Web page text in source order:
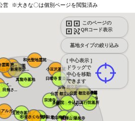
営 ※大きな〇は個別ページを閲覧済み
このページの
QRコード表示
墓地タイプの絞り込み
[ 中心表示 ]
ドラッグで
中心を移動
できます
ごみの丘霊園
丘さくら浄...
らぎ聖地霊...
公営 新座市営...
和光聖地霊苑
霊園 恵...
感通寺
恵光メモリアル...
東本願寺
小豆沢墓苑
ば...
宗清寺
浄見寺
瑞光寺
桜上水 みたま...
寛永寺谷中霊園
積徳寺墓所
玄照寺墓苑
真行院墓所
寛永寺德川浄苑
築地本願寺 和...公営 都立青山...
公営 都立雑司...
公営 都立染井...
...
公営 都立谷中...
多聞院 牛込四...
真龍寺墓地
アルガー...
青山梅窓院墓苑
萬輝山 陽泉寺
日曜寺 愛染墓...
杉並さくら聖苑
田無さ...